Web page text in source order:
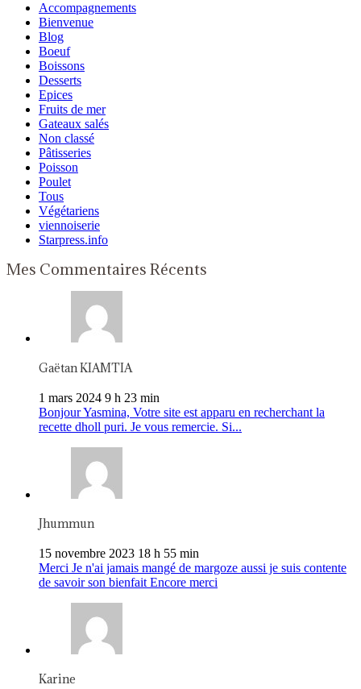
Accompagnements
Bienvenue
Blog
Boeuf
Boissons
Desserts
Epices
Fruits de mer
Gateaux salés
Non classé
Pâtisseries
Poisson
Poulet
Tous
Végétariens
viennoiserie
Starpress.info
Mes Commentaires Récents
Gaëtan KIAMTIA
1 mars 2024 9 h 23 min
Bonjour Yasmina, Votre site est apparu en recherchant la
recette dholl puri. Je vous remercie. Si...
Jhummun
15 novembre 2023 18 h 55 min
Merci Je n'ai jamais mangé de margoze aussi je suis contente
de savoir son bienfait Encore merci
Karine